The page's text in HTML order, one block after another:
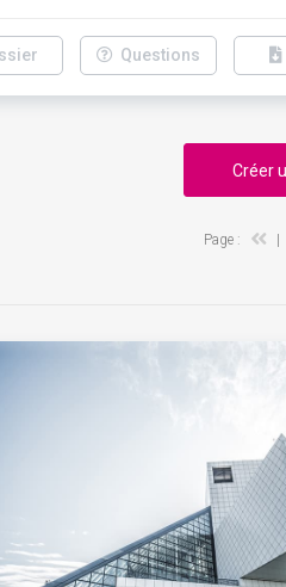
Questions
Créer
Page :